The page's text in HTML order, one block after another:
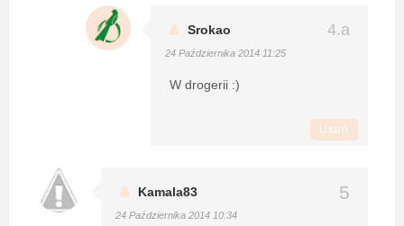
Srokao
24 Października 2014 11:25
W drogerii :)
Usuń
Kamala83
24 Października 2014 10:34